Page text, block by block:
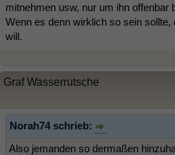
mitnehmen usw, nur um ihn offenbar
Wenn es denn wirklich so sein sollte,
will.
Graf Wasserrutsche
Norah74 schrieb:
Also jemanden so dermaßen